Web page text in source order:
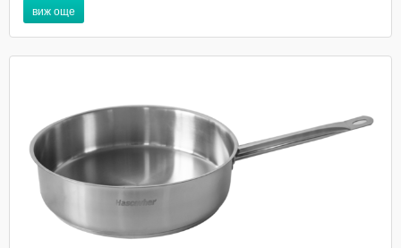
виж още